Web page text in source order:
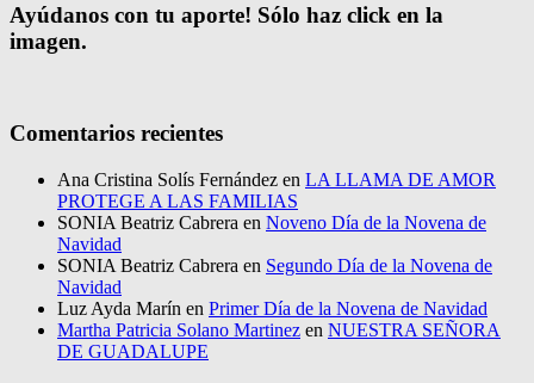
Ayúdanos con tu aporte! Sólo haz click en la
imagen.
Comentarios recientes
Ana Cristina Solís Fernández en LA LLAMA DE AMOR
PROTEGE A LAS FAMILIAS
SONIA Beatriz Cabrera en Noveno Día de la Novena de
Navidad
SONIA Beatriz Cabrera en Segundo Día de la Novena de
Navidad
Luz Ayda Marín en Primer Día de la Novena de Navidad
Martha Patricia Solano Martinez en NUESTRA SEÑORA
DE GUADALUPE